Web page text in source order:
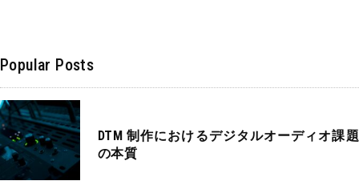
Popular Posts
DTM 制作におけるデジタルオーディオ課題
の本質